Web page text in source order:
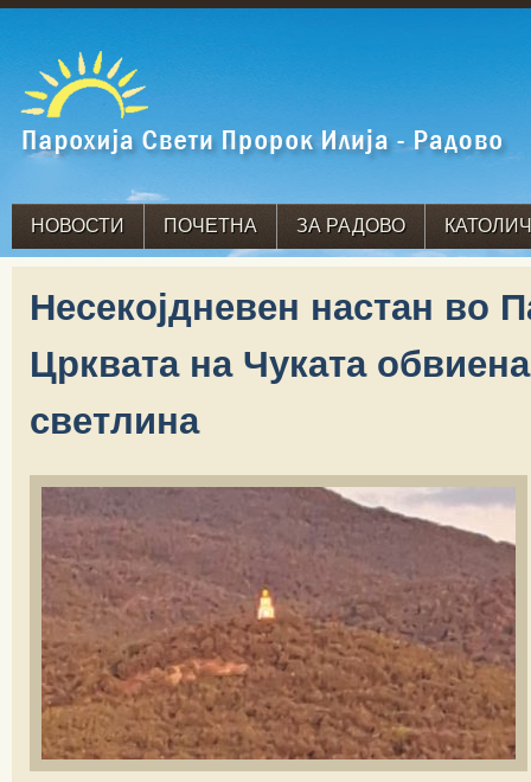
НОВОСТИ ПОЧЕТНА ЗА РАДОВО
Несекојдневен настан во
Црквата на Чуката
светлина